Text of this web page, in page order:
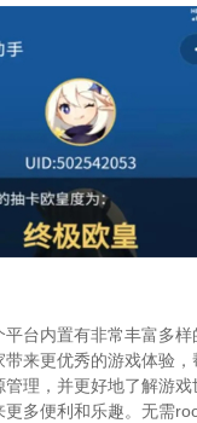
平台内置有非常丰富多
带来更优秀的游戏体验
管理，并更好地了解游
更多便利和乐趣。无需